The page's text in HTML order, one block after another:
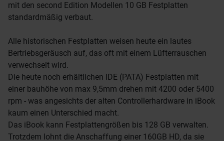
mit den second Edition Modellen 10 GB Festplatten
standardmäßig verbaut.
Alle historischen Festplatten weisen heute ein lautes
Bertriebsgeräusch auf, das oft mit einem Lüfterrauschen
verwechselt wird.
Die heute noch erhältlichen IDE (PATA) Festplatten mit
einer bauhöhe von max 9,5mm drehen mit 4200 oder 5400
rpm - was angesichts der alten Controllerhardware in iBook
kaum einen Unterschied macht.
Das iBook kann Festplattengrößen bis 128 GB verwalten.
Trotzdem lohnt die Anschaffung einer 160GB HD, da sie